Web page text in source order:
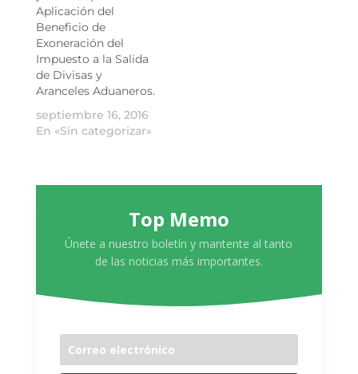
Aplicación del
Beneficio de
Exoneración del
Impuesto a la Salida
de Divisas y
Aranceles Aduaneros.
septiembre 16, 2016
En «Sin categorizar»
Top Memo
Únete a nuestro boletín y mantente al tanto
de las noticias más importantes.